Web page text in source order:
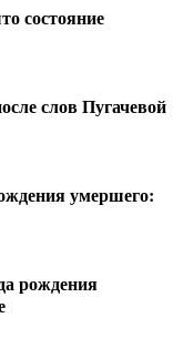
состояние
слов Пугачевой
умершего:
рождения